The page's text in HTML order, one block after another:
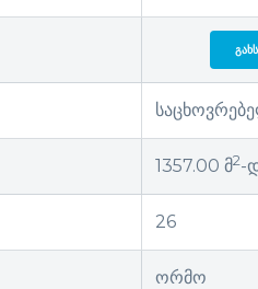
1357.00 მ2-
26
ორმო